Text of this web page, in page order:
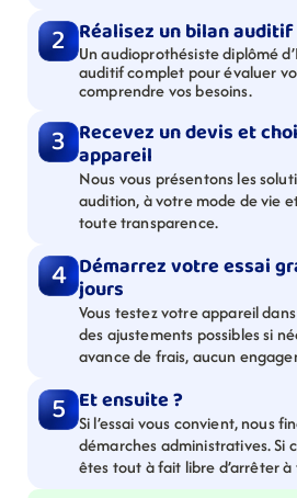
2 Réalisez un bilan
Un audioprothésiste diplômé
auditif complet pour évaluer
comprendre vos besoins.
3 Recevez un devis et
appareil
Nous vous présentons les
audition, à votre mode de vie
toute transparence.
4 Démarrez votre essai
jours
Vous testez votre appareil
des ajustements possibles si
avance de frais, aucun
5 Et ensuite ?
Si l’essai vous convient, nous
démarches administratives. Si
êtes tout à fait libre d’arrêter